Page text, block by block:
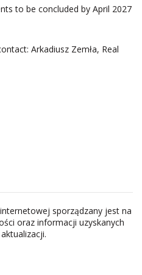
to be concluded by April 2027
Arkadiusz Zemła, Real
sporządzany jest na
oraz informacji uzyskanych